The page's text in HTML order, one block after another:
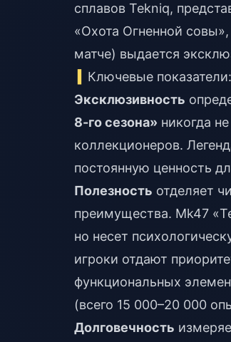
сплавов Tekniq,
«Охота Огненной
матче) выдается
Ключевые
Эксклюзивность
8-го сезона» никогда
коллекционеров.
постоянную ценность
Полезность отделяет
преимущества. Mk47
но несет
игроки отдают
функциональных
(всего 15 000–20 000
Долговечность